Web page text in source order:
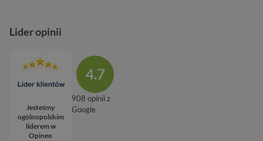
Lider opinii
Jesteśmy
ogólnopolskim
liderem w
Opineo
4.7
908 opinii z
Google